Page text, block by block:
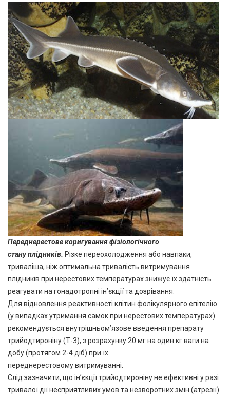
Переднерестове коригування фізіологічного
стануплідників. Різке переохолодження або навпаки,
триваліша, ніж оптимальна тривалість витримування
плідників при нерестових температурах знижує їх здатність
реагувати на гонадотропні ін’єкції та дозрівання.
Для відновлення реактивності клітин фолікулярного епітелію
(у випадках утримання самок при нерестових температурах)
рекомендується внутрішньом’язове введення препарату
трийодтироніну (Т-3), з розрахунку 20 мг на один кг ваги на
добу (протягом 2-4 діб) при їх
переднерестовому витримуванні.
Слід зазначити, що ін’єкції трийодтироніну не ефективні у разі
тривалої дії несприятливих умов та незворотних змін (атрезії)